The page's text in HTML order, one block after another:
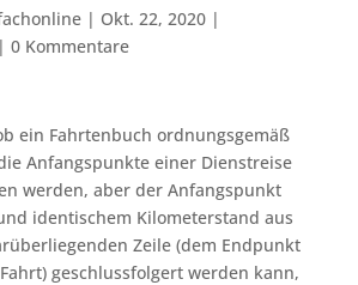
| Okt. 22, 2020|
| 0 Kommentare
ein Fahrtenbuch ordnungsgemäß
Anfangspunkte einer Dienstreise
werden, aber der Anfangspunkt
identischem Kilometerstand aus
Zeile (dem Endpunkt
geschlussfolgert werden kann,